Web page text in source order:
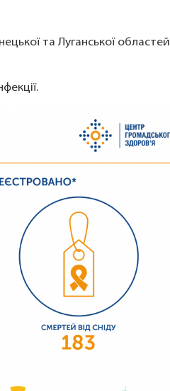
та Луганської областей